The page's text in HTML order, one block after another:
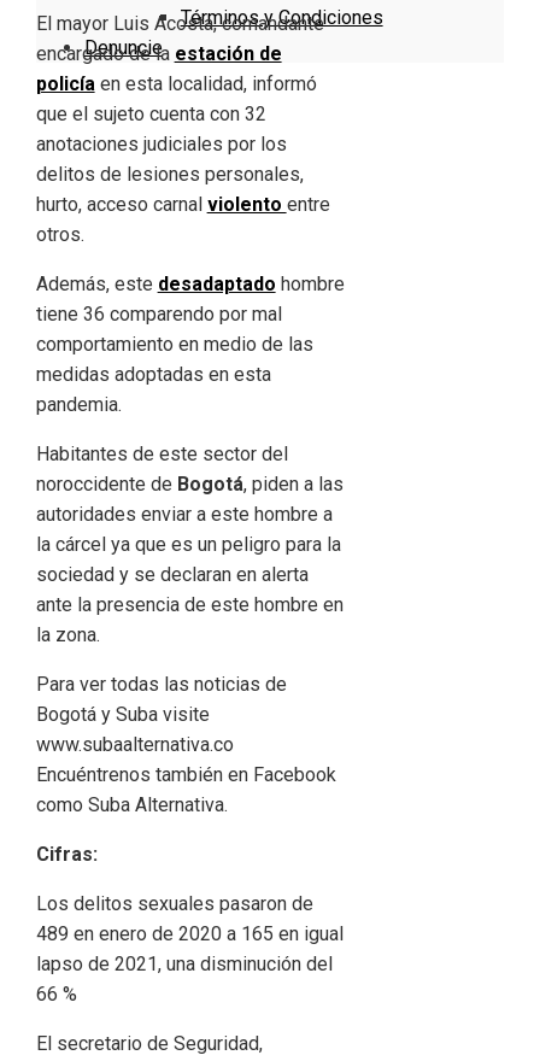
Términos y Condiciones
Denuncie
El mayor Luis Acosta, comandante
encargado de la estación de
policíaen esta localidad, informó
que el sujeto cuenta con 32
anotaciones judiciales por los
delitos de lesiones personales,
hurto, acceso carnal violento entre
otros.
Además, este desadaptado hombre
tiene 36 comparendo por mal
comportamiento en medio de las
medidas adoptadas en esta
pandemia.
Habitantes de este sector del
noroccidente de Bogotá, piden a las
autoridades enviar a este hombre a
la cárcel ya que es un peligro para la
sociedad y se declaran en alerta
ante la presencia de este hombre en
la zona.
Para ver todas las noticias de
Bogotá y Suba visite
www.subaalternativa.co
Encuéntrenos también en Facebook
como Suba Alternativa.
Cifras:
Los delitos sexuales pasaron de
489 en enero de 2020 a 165 en igual
lapso de 2021, una disminución del
66 %
El secretario de Seguridad,